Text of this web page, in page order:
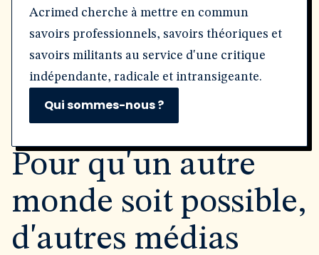
Acrimed cherche à mettre en commun
savoirs professionnels, savoirs théoriques et
savoirs militants au service d'une critique
indépendante, radicale et intransigeante.
Qui sommes-nous ?
Pour qu'un autre
monde soit possible,
d'autres médias